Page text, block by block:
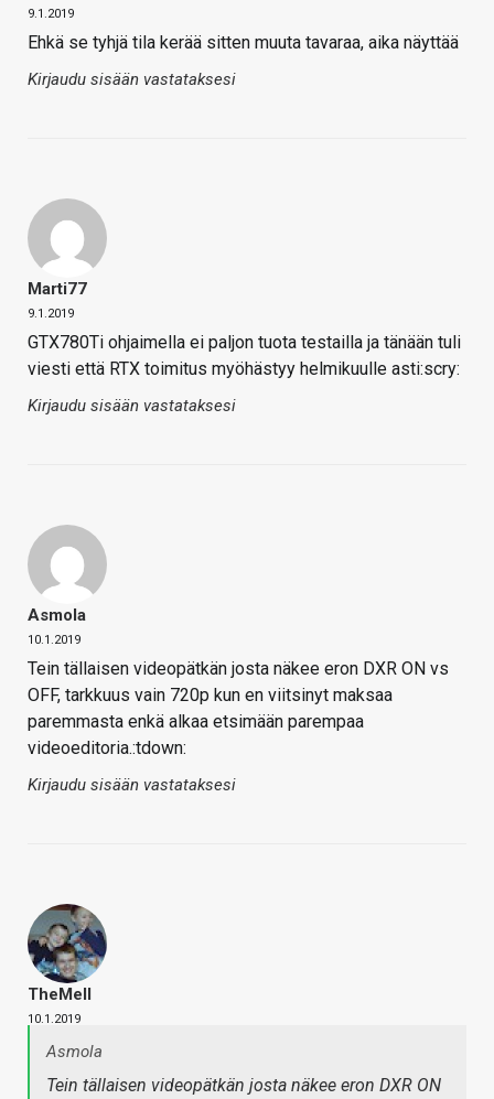
9.1.2019
Ehkä se tyhjä tila kerää sitten muuta tavaraa, aika näyttää
Kirjaudu sisään vastataksesi
Marti77
9.1.2019
GTX780Ti ohjaimella ei paljon tuota testailla ja tänään tuli
viesti että RTX toimitus myöhästyy helmikuulle asti:scry:
Kirjaudu sisään vastataksesi
Asmola
10.1.2019
Tein tällaisen videopätkän josta näkee eron DXR ON vs
OFF, tarkkuus vain 720p kun en viitsinyt maksaa
paremmasta enkä alkaa etsimään parempaa
videoeditoria.:tdown:
Kirjaudu sisään vastataksesi
TheMeII
10.1.2019
Asmola
Tein tällaisen videopätkän josta näkee eron DXR ON